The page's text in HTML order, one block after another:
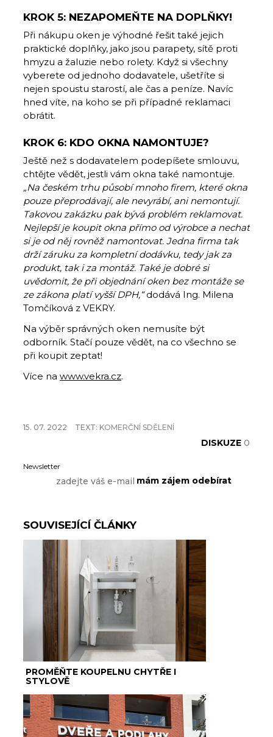
KROK 5: NEZAPOMEŇTE NA DOPLŇKY!
Při nákupu oken je výhodné řešit také jejich
praktické doplňky, jako jsou parapety, sítě proti
hmyzu a žaluzie nebo rolety. Když si všechny
vyberete od jednoho dodavatele, ušetříte si
nejen spoustu starostí, ale čas a peníze. Navíc
hned víte, na koho se při případné reklamaci
obrátit.
KROK 6: KDO OKNA NAMONTUJE?
Ještě než s dodavatelem podepíšete smlouvu,
chtějte vědět, jestli vám okna také namontuje.
„Na českém trhu působí mnoho firem, které okna
pouze přeprodávají, ale nevyrábí, ani nemontují.
Takovou zakázku pak bývá problém reklamovat.
Nejlepší je koupit okna přímo od výrobce a nechat
si je od něj rovněž namontovat. Jedna firma tak
drží záruku za kompletní dodávku, tedy jak za
produkt, tak i za montáž. Také je dobré si
uvědomit, že při objednání oken bez montáže se
ze zákona platí vyšší DPH,“dodává Ing. Milena
Tomčíková z VEKRY.
Na výběr správných oken nemusíte být
odborník. Stačí pouze vědět, na co všechno se
při koupit zeptat!
Více na www.vekra.cz.
15. 07. 2022 TEXT: KOMERČNÍ SDĚLENÍ
DISKUZE 0
Newsletter
SOUVISEJÍCÍ ČLÁNKY
PROMĚŇTE KOUPELNU CHYTŘE I
STYLOVĚ